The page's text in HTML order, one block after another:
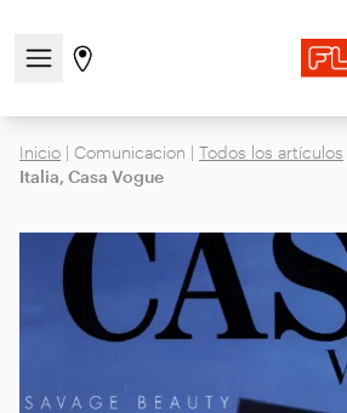
Abre/cierra el menú de navegación
Ir a la página de tiendas
Inicio | Comunicacion | Todos los artículos
Italia, Casa Vogue